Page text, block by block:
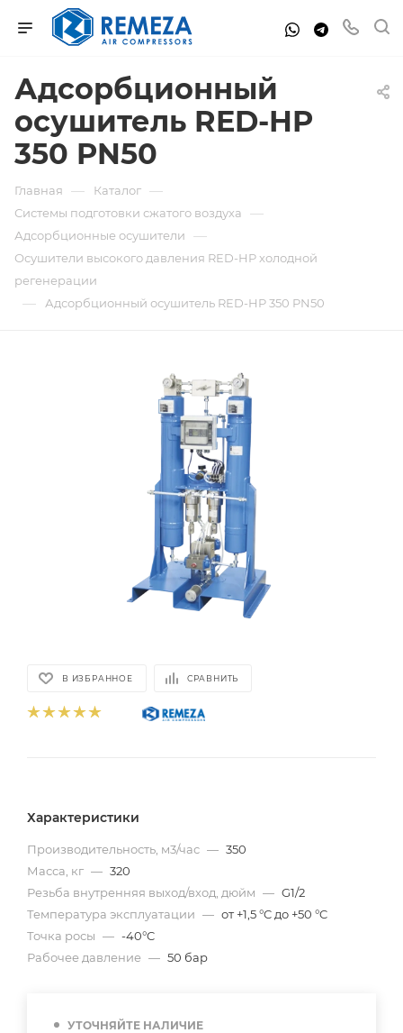
Адсорбционный
осушитель RED-HP
350 PN50
Главная — Каталог —
Системы подготовки сжатого воздуха —
Адсорбционные осушители —
Осушители высокого давления RED-HP холодной
регенерации
— Адсорбционный осушитель RED-HP 350 PN50
В ИЗБРАННОЕ СРАВНИТЬ
Характеристики
Производительность, м3/час — 350
Масса, кг — 320
Резьба внутренняя выход/вход, дюйм — G1/2
Температура эксплуатации — от +1,5 °C до +50 °C
Точка росы — -40°C
Рабочее давление — 50 бар
УТОЧНЯЙТЕ НАЛИЧИЕ